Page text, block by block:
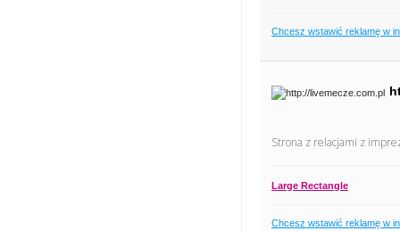
Chcesz wstawić reklamę w
Strona z relacjami z
Large Rectangle
Chcesz wstawić reklamę w